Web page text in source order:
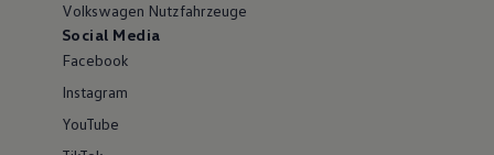
Volkswagen Nutzfahrzeuge
Social Media
Facebook
Instagram
YouTube